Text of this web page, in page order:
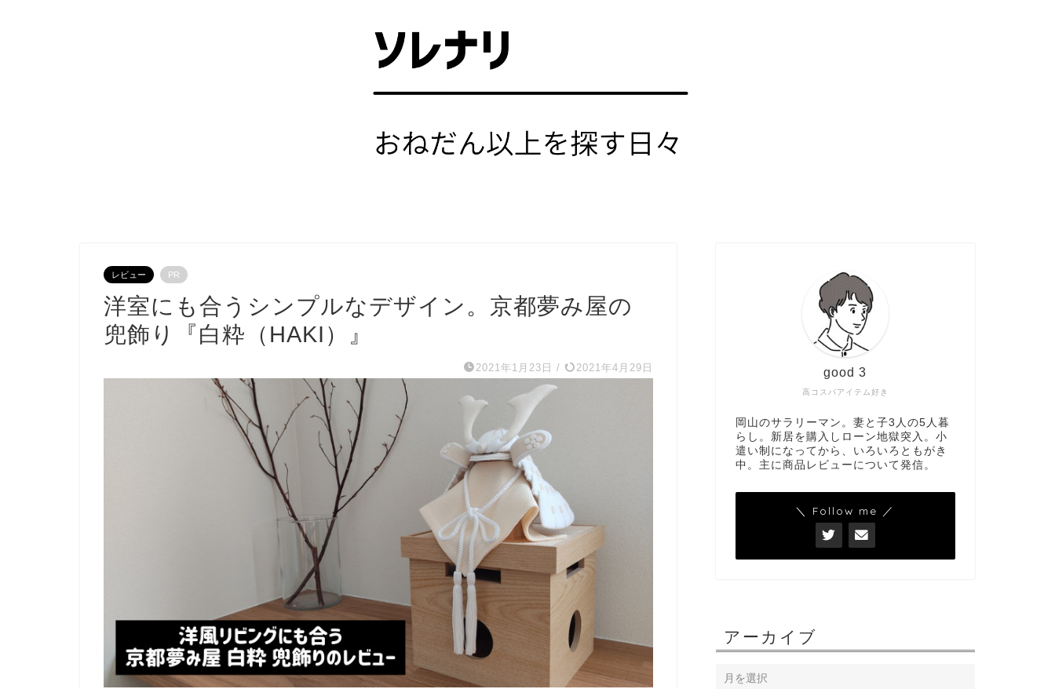
レビュー PR
洋室にも合うシンプルなデザイン。京都夢み屋の
兜飾り『白粋（HAKI）』
2021年1月23日 / 2021年4月29日
高コスパアイテム好き
good 3
岡山のサラリーマン。妻と子3人の5人暮
らし。新居を購入しローン地獄突入。小
遣い制になってから、いろいろともがき
中。主に商品レビューについて発信。
＼ Follow me ／
アーカイブ